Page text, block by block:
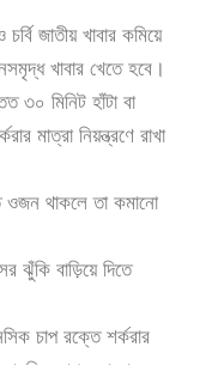
জাতীয় খাবার কমিয়ে
খাবার খেতে হবে।
৩০ মিনিট হাঁটা বা
মাত্রা নিয়ন্ত্রণে রাখা
ওজন থাকলে তা কমানো
ঝুঁকি বাড়িয়ে দিতে
চাপ রক্তে শর্করার